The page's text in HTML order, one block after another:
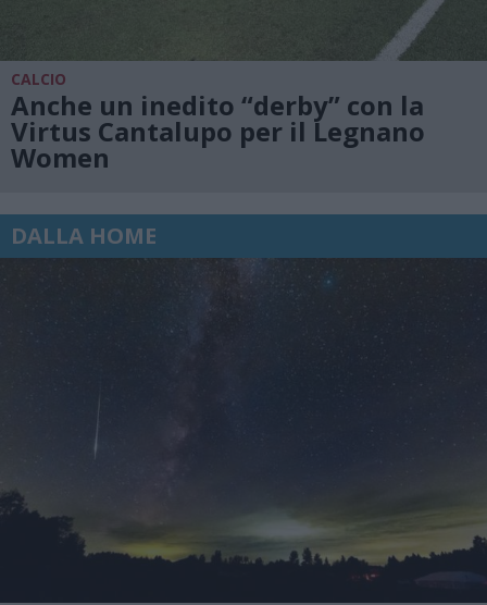
CALCIO
Anche un inedito “derby” con la
Virtus Cantalupo per il Legnano
Women
DALLA HOME